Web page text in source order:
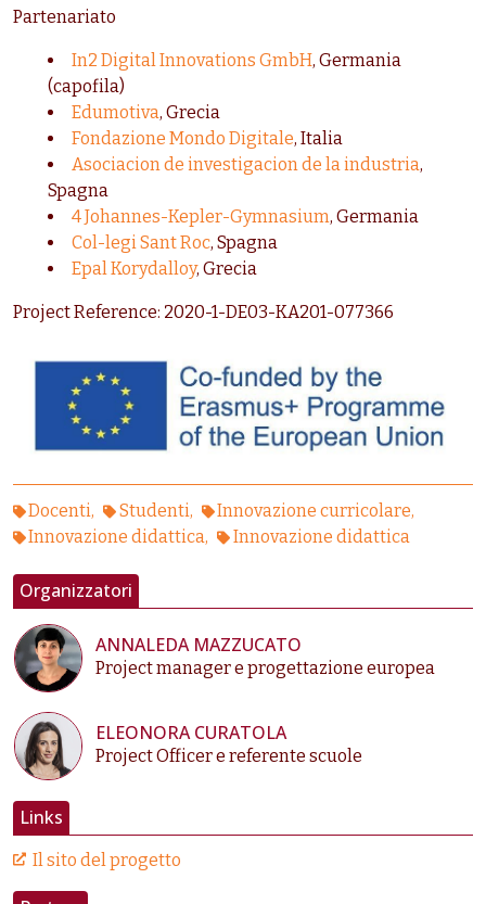
Partenariato
In2 Digital Innovations GmbH, Germania
(capofila)
Edumotiva, Grecia
Fondazione Mondo Digitale, Italia
Asociacion de investigacion de la industria,
Spagna
4 Johannes-Kepler-Gymnasium, Germania
Col-legi Sant Roc, Spagna
Epal Korydalloy, Grecia
Project Reference: 2020-1-DE03-KA201-077366
Docenti Studenti
Innovazione curricolare
Innovazione didattica
Innovazione didattica
Organizzatori
ANNALEDA MAZZUCATO
Project manager e progettazione europea
ELEONORA CURATOLA
Project Officer e referente scuole
Links
Il sito del progetto